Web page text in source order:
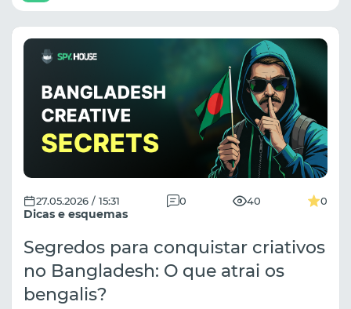
Dicas e esquemas
27.05.2026 / 15:31 0 40 0
Segredos para conquistar criativos
no Bangladesh: O que atrai os
bengalis?